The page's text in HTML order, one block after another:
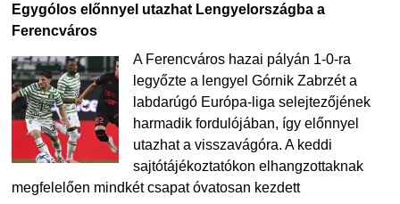
Egygólos előnnyel utazhat Lengyelországba a
Ferencváros
A Ferencváros hazai pályán 1-0-ra
legyőzte a lengyel Górnik Zabrzét a
labdarúgó Európa-liga selejtezőjének
harmadik fordulójában, így előnnyel
utazhat a visszavágóra. A keddi
sajtótájékoztatókon elhangzottaknak
megfelelően mindkét csapat óvatosan kezdett